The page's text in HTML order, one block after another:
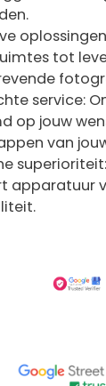
tot
service:
op jouw
van
apparatuur